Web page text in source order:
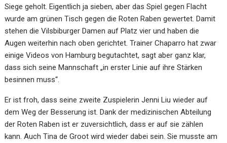
Siege geholt. Eigentlich ja sieben, aber das Spiel gegen Flacht
wurde am grünen Tisch gegen die Roten Raben gewertet. Damit
stehen die Vilsbiburger Damen auf Platz vier und haben die
Augen weiterhin nach oben gerichtet. Trainer Chaparro hat zwar
einige Videos von Hamburg begutachtet, sagt aber ganz klar,
dass sich seine Mannschaft „in erster Linie auf ihre Stärken
besinnen muss“.
Er ist froh, dass seine zweite Zuspielerin Jenni Liu wieder auf
dem Weg der Besserung ist. Dank der medizinischen Abteilung
der Roten Raben ist er zuversichtlich, dass er auf sie zählen
kann. Auch Tina de Groot wird wieder dabei sein. Sie musste am